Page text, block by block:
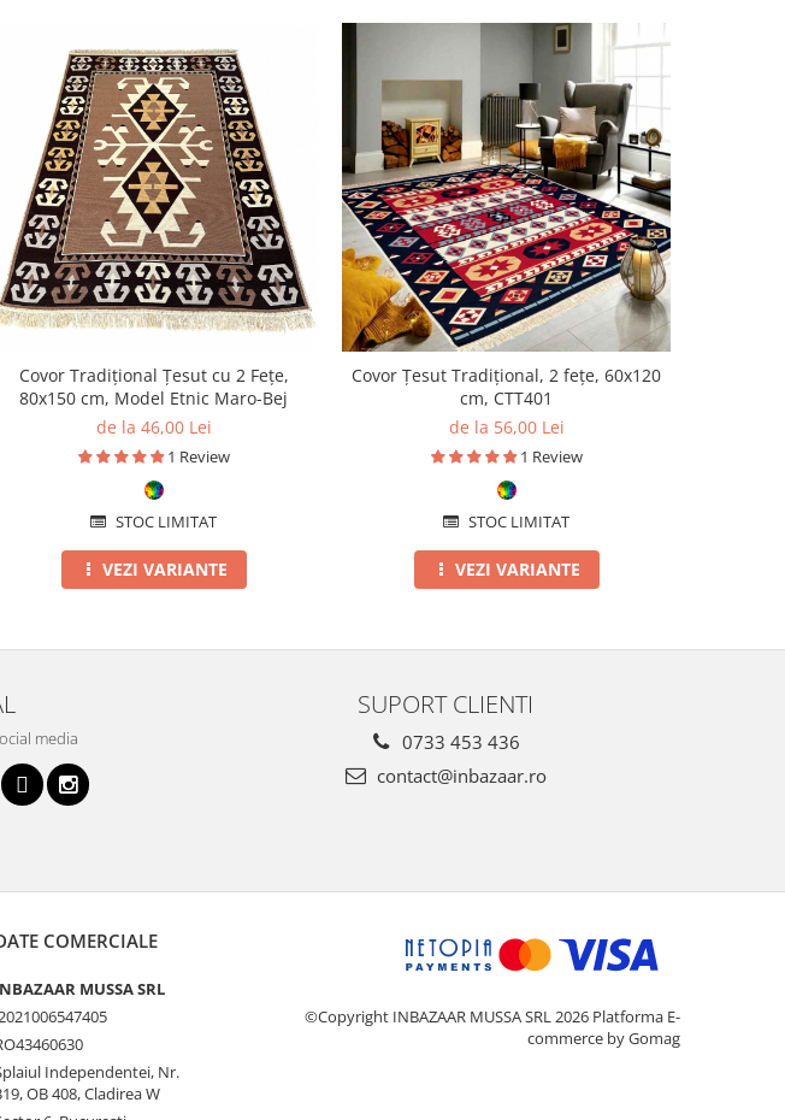
Covor Tradițional Țesut cu 2 Fețe,
80x150 cm, Model Etnic Maro-Bej
de la 46,00 Lei
1 Review
STOC LIMITAT
VEZI VARIANTE
Covor Țesut Tradițional, 2 fețe, 60x120
cm, CTT401
de la 56,00 Lei
1 Review
STOC LIMITAT
VEZI VARIANTE
media
SUPORT CLIENTI
0733 453 436
contact@inbazaar.ro
COMERCIALE
MUSSA SRL
Independentei, Nr.
OB 408, Cladirea W
©Copyright INBAZAAR MUSSA SRL 2026 Platforma E-
commerce by Gomag